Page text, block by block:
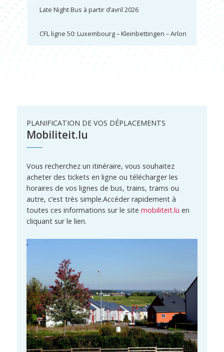
Late Night Bus à partir d’avril 2026
CFL ligne 50: Luxembourg – Kleinbettingen – Arlon
Mobiliteit.lu
PLANIFICATION DE VOS DÉPLACEMENTS
Vous recherchez un itinéraire, vous souhaitez
acheter des tickets en ligne ou télécharger les
horaires de vos lignes de bus, trains, trams ou
autre, c’est très simple.Accéder rapidement à
toutes ces informations sur le sitemobiliteit.lu en
cliquant sur le lien.